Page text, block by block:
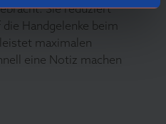
Sie reduziert
Handgelenke beim
maximalen
eine Notiz machen